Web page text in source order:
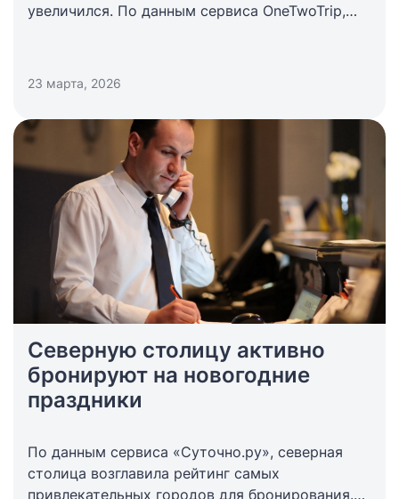
увеличился. По данным сервиса OneTwoTrip,
чем годом ранее.
23 марта, 2026
Северную столицу активно
бронируют на новогодние
праздники
По данным сервиса «Суточно.ру», северная
столица возглавила рейтинг самых
привлекательных городов для бронирования.